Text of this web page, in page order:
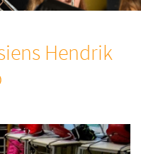
Hendrik